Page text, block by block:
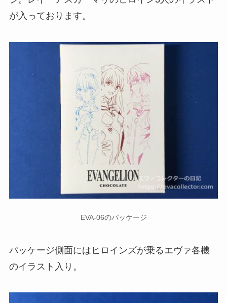
が入っております。
EVA-06のパッケージ
パッケージ側面にはヒロインズが乗るエヴァ各機
のイラスト入り。